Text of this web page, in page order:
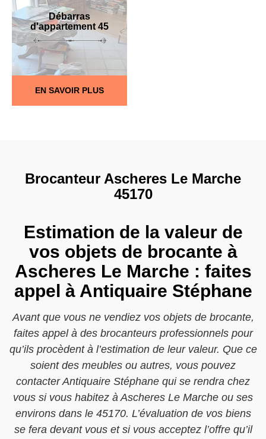
Débarras
d'appartement 45
EN SAVOIR PLUS
Brocanteur Ascheres Le Marche
45170
Estimation de la valeur de
vos objets de brocante à
Ascheres Le Marche : faites
appel à Antiquaire Stéphane
Avant que vous ne vendiez vos objets de brocante,
faites appel à des brocanteurs professionnels pour
qu’ils procèdent à l’estimation de leur valeur. Que ce
soient des meubles ou autres, vous pouvez
contacter Antiquaire Stéphane qui se rendra chez
vous si vous habitez à Ascheres Le Marche ou ses
environs dans le 45170. L’évaluation de vos biens
se fera devant vous et si vous acceptez l’offre qu’il